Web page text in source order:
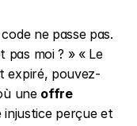
ne passe pas.
pas moi ? » « Le
expiré, pouvez-
une offre
perçue et